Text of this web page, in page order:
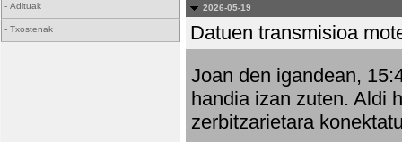
- Adituak
- Txostenak
2026-05-19
Datuen transmisioa
Joan den igandean,
handia izan zuten. Aldi
zerbitzarietara